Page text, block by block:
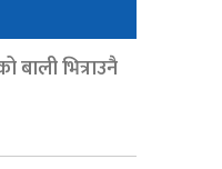
भित्राउनै